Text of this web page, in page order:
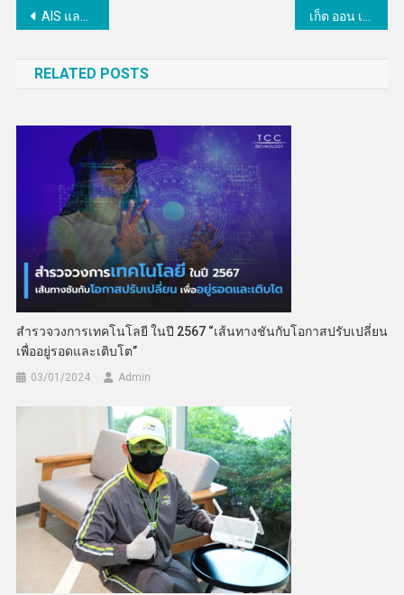
แนะแนว
AIS และ GC จับมือร่วมสร้างต้นแบบองค์กรที่ดำเนินธุรกิจอย่างยั่งยืนในทุกมิติ เก็ต ออน เทคโนโลยี คว้าตัวแทนจำหน่าย GitLab รายแรกและรายเดียวในไทย
RELATED POSTS
สำรวจวงการเทคโนโลยี ในปี 2567 “เส้นทางชันกับโอกาสปรับเปลี่ยน
เพื่ออยู่รอดและเติบโต”
03/01/2024 Admin